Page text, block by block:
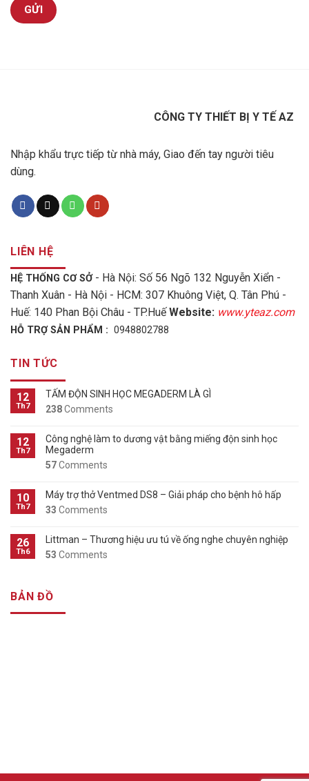
CÔNG TY THIẾT BỊ Y TẾ AZ
Nhập khẩu trực tiếp từ nhà máy, Giao đến tay người tiêu
dùng.
LIÊN HỆ
HỆ THỐNG CƠ SỞ - Hà Nội: Số 56 Ngõ 132 Nguyễn Xiển -
Thanh Xuân - Hà Nội - HCM: 307 Khuông Việt, Q. Tân Phú -
Huế: 140 Phan Bội Châu - TP.HuếWebsite: www.yteaz.com
HỖ TRỢ SẢN PHẨM : 0948802788
TIN TỨC
12
Th7
TẤM ĐỘN SINH HỌC MEGADERM LÀ GÌ
238Comments
12
Th7
Công nghệ làm to dương vật bằng miếng độn sinh học
Megaderm
57Comments
10
Th7
Máy trợ thở Ventmed DS8 – Giải pháp cho bệnh hô hấp
33 Comments
26
Th6
Littman – Thương hiệu ưu tú về ống nghe chuyên nghiệp
53 Comments
BẢN ĐỒ